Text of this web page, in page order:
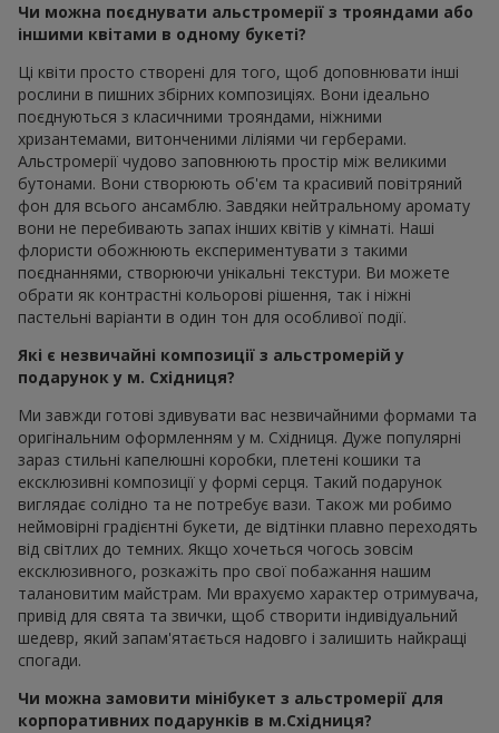
Чи можна поєднувати альстромерії з трояндами або
іншими квітами в одному букеті?
Ці квіти просто створені для того, щоб доповнювати інші
рослини в пишних збірних композиціях. Вони ідеально
поєднуються з класичними трояндами, ніжними
хризантемами, витонченими ліліями чи герберами.
Альстромерії чудово заповнюють простір між великими
бутонами. Вони створюють об'єм та красивий повітряний
фон для всього ансамблю. Завдяки нейтральному аромату
вони не перебивають запах інших квітів у кімнаті. Наші
флористи обожнюють експериментувати з такими
поєднаннями, створюючи унікальні текстури. Ви можете
обрати як контрастні кольорові рішення, так і ніжні
пастельні варіанти в один тон для особливої події.
Які є незвичайні композиції з альстромерій у
подарунок у м. Східниця?
Ми завжди готові здивувати вас незвичайними формами та
оригінальним оформленням у м. Східниця. Дуже популярні
зараз стильні капелюшні коробки, плетені кошики та
ексклюзивні композиції у формі серця. Такий подарунок
виглядає солідно та не потребує вази. Також ми робимо
неймовірні градієнтні букети, де відтінки плавно переходять
від світлих до темних. Якщо хочеться чогось зовсім
ексклюзивного, розкажіть про свої побажання нашим
талановитим майстрам. Ми врахуємо характер отримувача,
привід для свята та звички, щоб створити індивідуальний
шедевр, який запам'ятається надовго і залишить найкращі
спогади.
Чи можна замовити мінібукет з альстромерії для
корпоративних подарунків в м.Східниця?